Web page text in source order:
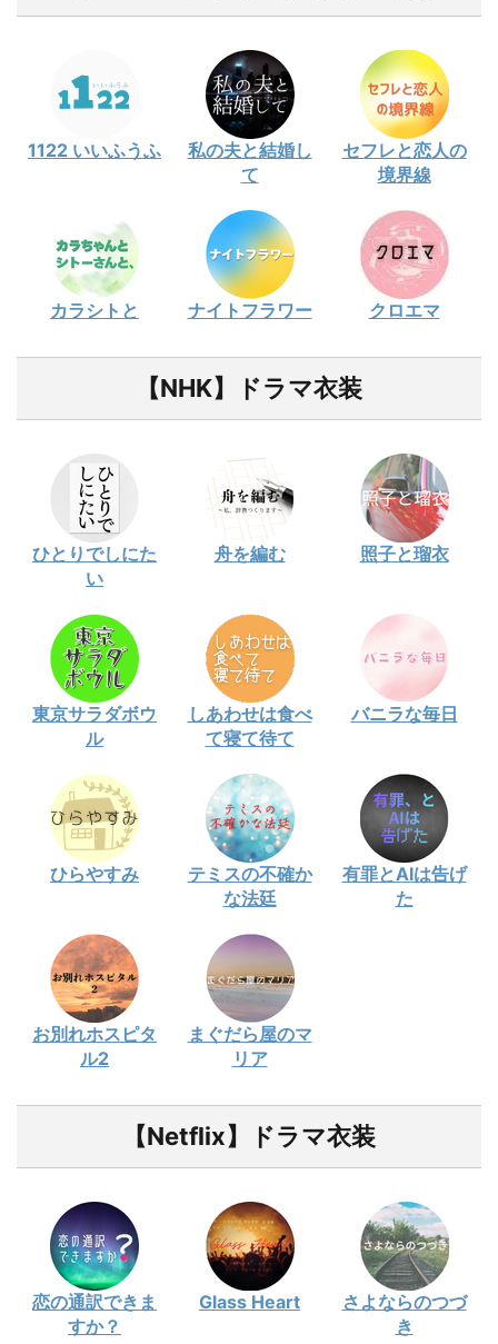
1122 いいふうふ
私の夫と結婚し
て
セフレと恋人の
境界線
カラシトと ナイトフラワー クロエマ
【NHK】ドラマ衣装
ひとりでしにた
い
舟を編む 照子と瑠衣
東京サラダボウ
ル
しあわせは食べ
て寝て待て
バニラな毎日
ひらやすみ
テミスの不確か
な法廷
有罪とAIは告げ
た
お別れホスピタ
ル2
まぐだら屋のマ
リア
【Netflix】ドラマ衣装
恋の通訳できま
すか？
Glass Heart
さよならのつづ
き